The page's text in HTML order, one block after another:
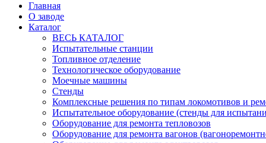
Главная
О заводе
Каталог
ВЕСЬ КАТАЛОГ
Испытательные станции
Топливное отделение
Технологическое оборудование
Моечные машины
Стенды
Комплексные решения по типам локомотивов и
Испытательное оборудование (стенды для
Оборудование для ремонта тепловозов
Оборудование для ремонта вагонов